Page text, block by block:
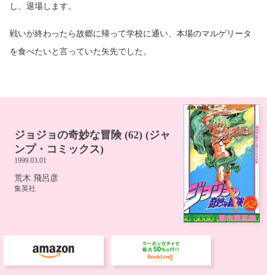
し、退場します。
戦いが終わったら故郷に帰って学校に通い、本場のマルゲリータ
を食べたいと言っていた矢先でした。